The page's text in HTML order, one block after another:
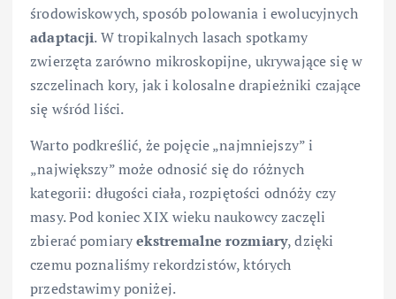
środowiskowych, sposób polowania i ewolucyjnych
adaptacji. W tropikalnych lasach spotkamy
zwierzęta zarówno mikroskopijne, ukrywające się w
szczelinach kory, jak i kolosalne drapieżniki czające
się wśród liści.
Warto podkreślić, że pojęcie „najmniejszy” i
„największy” może odnosić się do różnych
kategorii: długości ciała, rozpiętości odnóży czy
masy. Pod koniec XIX wieku naukowcy zaczęli
zbierać pomiaryekstremalne rozmiary, dzięki
czemu poznaliśmy rekordzistów, których
przedstawimy poniżej.